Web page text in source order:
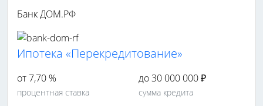
Банк ДОМ.РФ
Ипотека «Перекредитование»
от 7,70 %
процентная ставка
до 30 000 000 ₽
сумма кредита